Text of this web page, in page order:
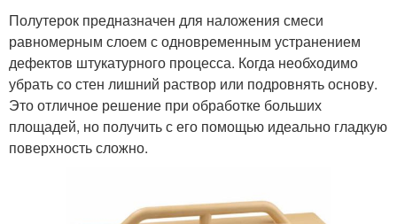
Полутерок предназначен для наложения смеси
равномерным слоем с одновременным устранением
дефектов штукатурного процесса. Когда необходимо
убрать со стен лишний раствор или подровнять основу.
Это отличное решение при обработке больших
площадей, но получить с его помощью идеально гладкую
поверхность сложно.